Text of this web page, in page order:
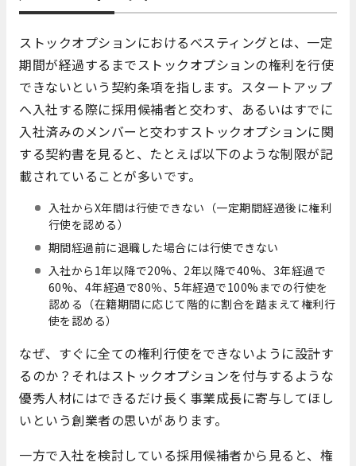
ストックオプションにおけるべスティングとは、一定
期間が経過するまでストックオプションの権利を行使
できないという契約条項を指します。スタートアップ
へ入社する際に採用候補者と交わす、あるいはすでに
入社済みのメンバーと交わすストックオプションに関
する契約書を見ると、たとえば以下のような制限が記
載されていることが多いです。
入社からX年間は行使できない（一定期間経過後に権利
行使を認める）
期間経過前に退職した場合には行使できない
入社から1年以降で20%、2年以降で40%、3年経過で
60%、4年経過で80％、5年経過で100%までの行使を
認める（在籍期間に応じて階的に割合を踏まえて権利行
使を認める）
なぜ、すぐに全ての権利行使をできないように設計す
るのか？それはストックオプションを付与するような
優秀人材にはできるだけ長く事業成長に寄与してほし
いという創業者の思いがあります。
一方で入社を検討している採用候補者から見ると、権